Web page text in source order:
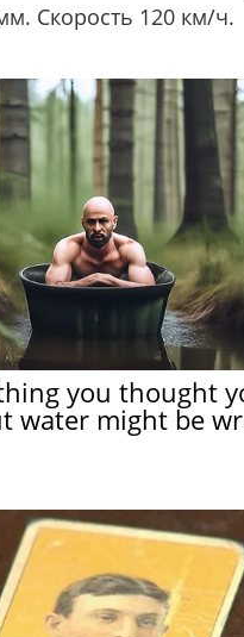
Скорость 120 км/ч.
you thought
water might be